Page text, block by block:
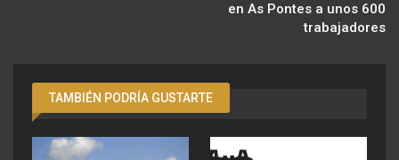
en As Pontes a unos 600
trabajadores
TAMBIÉN PODRÍA GUSTARTE